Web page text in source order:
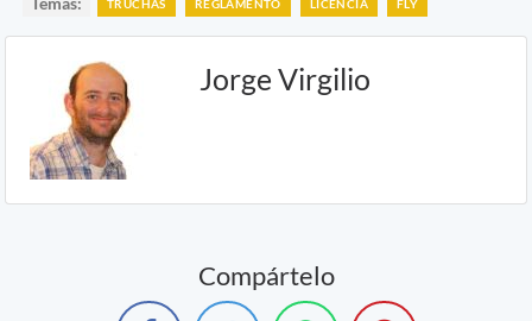
TRUCHAS REGLAMENTO LICENCIA FLY
Jorge Virgilio
Compártelo